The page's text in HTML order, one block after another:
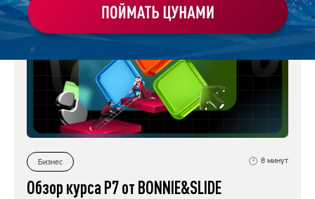
Бизнес 8 минут
Обзор курса Р7 от BONNIE&SLIDE